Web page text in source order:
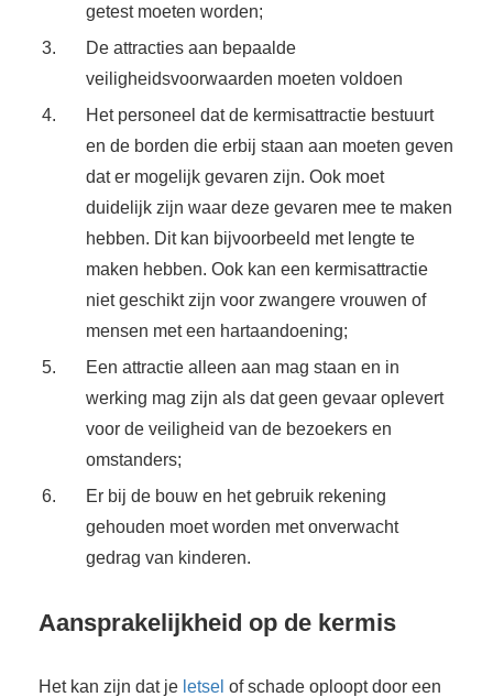
getest moeten worden;
De attracties aan bepaalde
veiligheidsvoorwaarden moeten voldoen
Het personeel dat de kermisattractie bestuurt
en de borden die erbij staan aan moeten geven
dat er mogelijk gevaren zijn. Ook moet
duidelijk zijn waar deze gevaren mee te maken
hebben. Dit kan bijvoorbeeld met lengte te
maken hebben. Ook kan een kermisattractie
niet geschikt zijn voor zwangere vrouwen of
mensen met een hartaandoening;
Een attractie alleen aan mag staan en in
werking mag zijn als dat geen gevaar oplevert
voor de veiligheid van de bezoekers en
omstanders;
Er bij de bouw en het gebruik rekening
gehouden moet worden met onverwacht
gedrag van kinderen.
Aansprakelijkheid op de kermis
Het kan zijn dat je letsel of schade oploopt door een